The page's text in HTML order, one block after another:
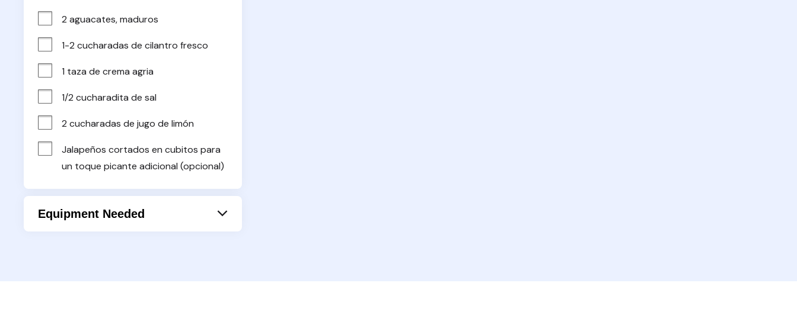
2 aguacates, maduros
1-2 cucharadas de cilantro fresco
1 taza de crema agria
1/2 cucharadita de sal
2 cucharadas de jugo de limón
Jalapeños cortados en cubitos para
un toque picante adicional (opcional)
Equipment Needed